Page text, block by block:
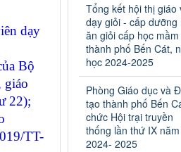
dạy
Bộ
giáo
22);
TT-
thuộc hệ giáo dục
dân và cơ sở giáo
thuộc thẩm quyền
quyết của Sở Giáo
Đào tạo, Ủy ban
cấp huyện
Quyết định công bố
hành chính bị bãi bỏ
vực giáo dục đào tạo
giáo dục quốc dân và
Tổng kết hội thị giáo
dạy giỏi - cấp dưỡng
ăn giỏi cấp học mầm
thành phố Bến Cát,
học 2024-2025
Phòng Giáo dục và
tạo thành phố Bến
chức Hội trại truyền
thống lần thứ IX
2024- 2025